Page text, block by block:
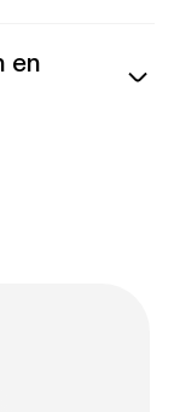
en